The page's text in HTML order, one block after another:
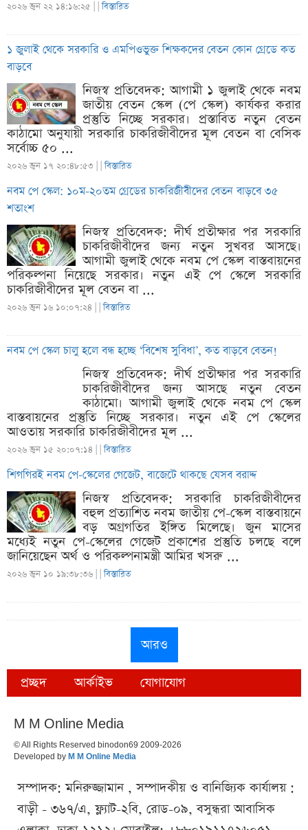
২০২৬ জুন ২২ ১৪:১৬:২৫ | |বিস্তারিত
১ জুলাই থেকে সরকারি ও এমপিওভুক্ত শিক্ষকদের বেতন কোন গ্রেডে কত
বাড়বে
নিজস্ব প্রতিবেদক: আগামী ১ জুলাই থেকে নবম
জাতীয় বেতন স্কেল (পে স্কেল) কার্যকর করার
প্রস্তুতি নিচ্ছে সরকার। প্রস্তাবিত নতুন বেতন
কাঠামো অনুযায়ী সরকারি চাকরিজীবীদের মূল বেতন বা বেসিক
সর্বোচ্চ ৫০ ...
২০২৬ জুন ১৭ ২০:৪৮:৫৩ | |বিস্তারিত
নবম পে স্কেল: ১০ম-২০তম গ্রেডের চাকরিজীবীদের বেতন বাড়বে ৩৫
শতাংশ
নিজস্ব প্রতিবেদক: দীর্ঘ প্রতীক্ষার পর সরকারি
চাকরিজীবীদের জন্য নতুন সুখবর আসছে।
আগামী জুলাই থেকে নবম পে স্কেল বাস্তবায়নের
পরিকল্পনা নিয়েছে সরকার। নতুন এই পে স্কেলে সরকারি
চাকরিজীবীদের মূল বেতন বা ...
২০২৬ জুন ১৬ ১০:০৭:২৪ | |বিস্তারিত
নবম পে স্কেল চালু হলে বন্ধ হচ্ছে ‘বিশেষ সুবিধা’, কত বাড়বে বেতন!
নিজস্ব প্রতিবেদক: দীর্ঘ প্রতীক্ষার পর সরকারি
চাকরিজীবীদের জন্য আসছে নতুন বেতন
কাঠামো। আগামী জুলাই থেকে নবম পে স্কেল
বাস্তবায়নের প্রস্তুতি নিচ্ছে সরকার। নতুন এই পে স্কেলের
আওতায় সরকারি চাকরিজীবীদের মূল ...
২০২৬ জুন ১৫ ২০:০৭:১৪ | |বিস্তারিত
শিগগিরই নবম পে-স্কেলের গেজেট, বাজেটে থাকছে যেসব বরাদ্দ
নিজস্ব প্রতিবেদক: সরকারি চাকরিজীবীদের
বহুল প্রত্যাশিত নবম জাতীয় পে-স্কেল বাস্তবায়নে
বড় অগ্রগতির ইঙ্গিত মিলেছে। জুন মাসের
মধ্যেই নতুন পে-স্কেলের গেজেট প্রকাশের প্রস্তুতি চলছে বলে
জানিয়েছেন অর্থ ও পরিকল্পনামন্ত্রী আমির খসরু ...
২০২৬ জুন ১০ ১৯:৩৮:৩৬ | |বিস্তারিত
আরও
প্রচ্ছদ আর্কাইভ যোগাযোগ
M M Online Media
© All Rights Reserved binodon69 2009-2026
Developed by M M Online Media
সম্পাদক: মনিরুজ্জামান , সম্পাদকীয় ও বানিজ্যিক কার্যালয় :
বাড়ী - ৩৬৭/এ, ফ্ল্যাট-২বি, রোড-০৯, বসুন্ধরা আবাসিক